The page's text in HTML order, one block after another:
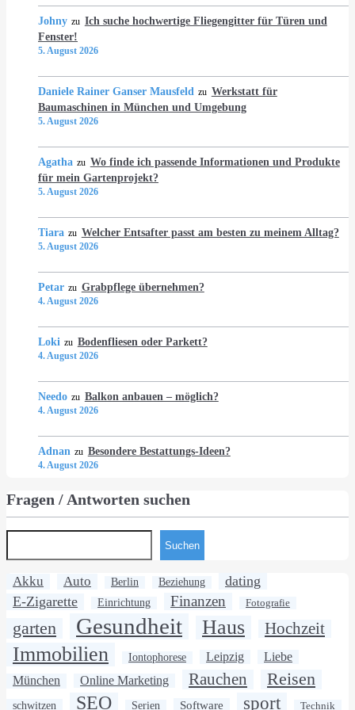
Johny zu Ich suche hochwertige Fliegengitter für Türen und
Fenster!
5. August 2026
Daniele Rainer Ganser Mausfeld zu Werkstatt für
Baumaschinen in München und Umgebung
5. August 2026
Agatha zu Wo finde ich passende Informationen und Produkte
für mein Gartenprojekt?
5. August 2026
Tiara zu Welcher Entsafter passt am besten zu meinem Alltag?
5. August 2026
Petar zu Grabpflege übernehmen?
4. August 2026
Loki zu Bodenfliesen oder Parkett?
4. August 2026
Needo zu Balkon anbauen – möglich?
4. August 2026
Adnan zu Besondere Bestattungs-Ideen?
4. August 2026
Fragen / Antworten suchen
Suchen
Akku Auto Berlin Beziehung
dating
E-Zigarette
Einrichtung Finanzen Fotografie
garten Gesundheit Haus Hochzeit
Immobilien Iontophorese Leipzig Liebe
München Online Marketing Rauchen Reisen
schwitzen SEO Serien Software sport Technik